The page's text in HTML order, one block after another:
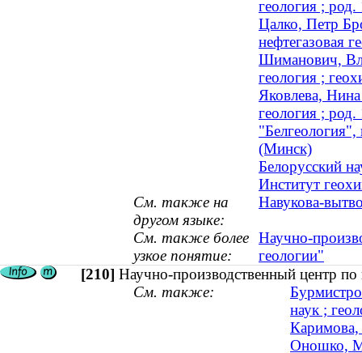
геология ; род.
Цалко, Петр
нефтегазовая
Шиманович,
геология ;
Яковлева,
геология ; род.
"Белгеология",
(Минск)
Белорусский
Институт
См. также на
другом языке:
Навукова-
См. также более
узкое понятие:
Научно-
геологии"
[210] Научно-производственный центр
См. также:
наук ;
Каримова,
Оношко,